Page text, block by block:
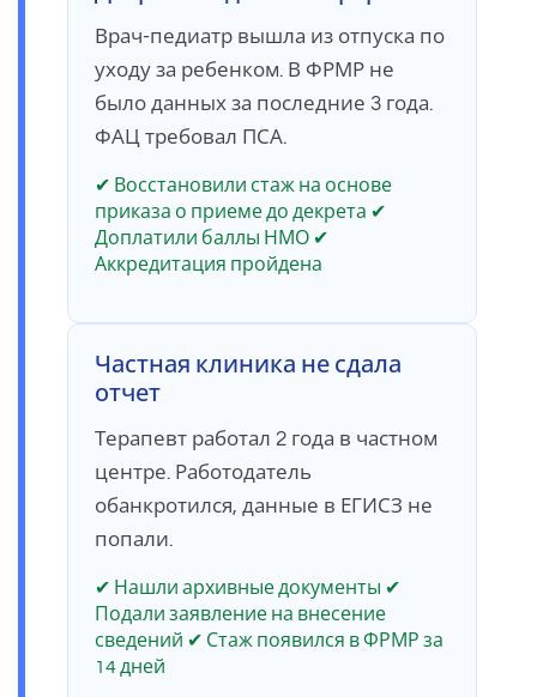
Врач-педиатр вышла из отпуска по
уходу за ребенком. В ФРМР не
было данных за последние 3 года.
ФАЦ требовал ПСА.
✔ Восстановили стаж на основе
приказа о приеме до декрета ✔
Доплатили баллы НМО ✔
Аккредитация пройдена
Частная клиника не сдала
отчет
Терапевт работал 2 года в частном
центре. Работодатель
обанкротился, данные в ЕГИСЗ не
попали.
✔ Нашли архивные документы ✔
Подали заявление на внесение
сведений ✔ Стаж появился в ФРМР за
14 дней